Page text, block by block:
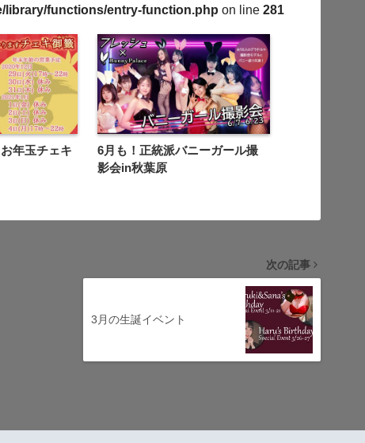
library/functions/entry-function.php on line 281
年玉チェキ
6月も！正統派バニーガール撮
影会in秋葉原
次の記事
3月の生誕イベント